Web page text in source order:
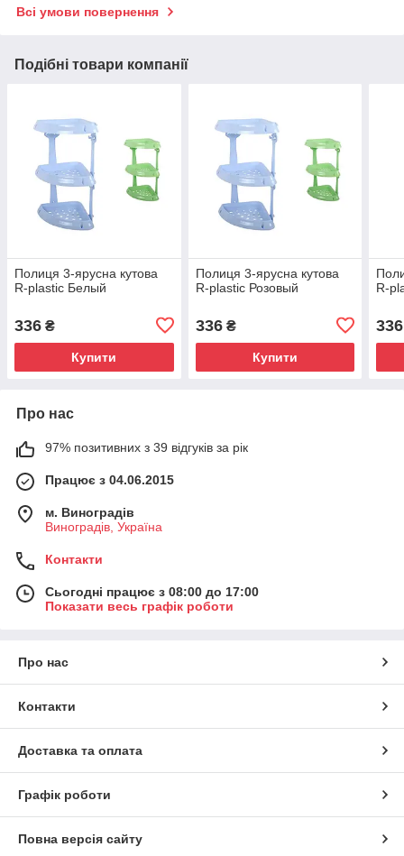
Всі умови повернення
Подібні товари компанії
Полиця 3-ярусна кутова
R-plastic Белый
336 ₴
Купити
Полиця 3-ярусна кутова
R-plastic Розовый
336₴
Купити
R-
336
Про нас
97% позитивних з 39 відгуків за рік
Працює з 04.06.2015
м. Виноградів
Виноградів, Україна
Контакти
Сьогодні працює з 08:00 до 17:00
Показати весь графік роботи
Про нас
Контакти
Доставка та оплата
Графік роботи
Повна версія сайту